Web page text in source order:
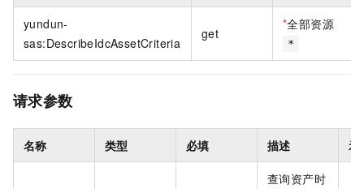
yundun-
sas:DescribeIdcAssetCriteria
get
*全部资源
*
请求参数
名称 类型 必填 描述 示
查询资产时